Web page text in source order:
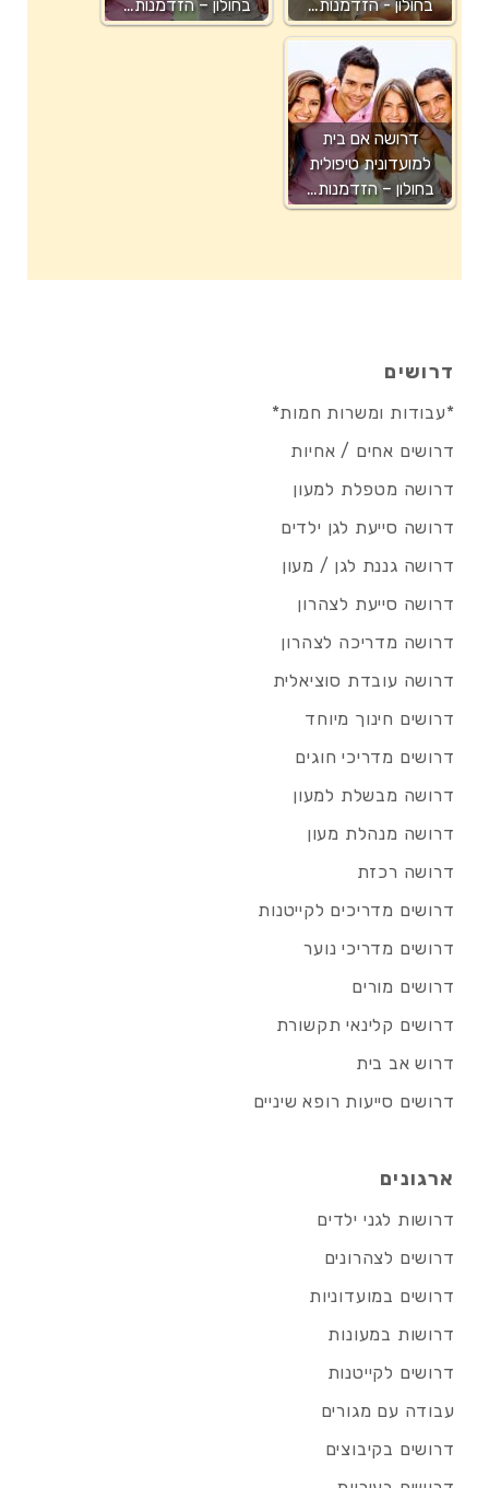
בחולון - הזדמנות… בחולון – הזדמנות…
דרושה אם בית
למועדונית טיפולית
בחולון – הזדמנות…
דרושים
*עבודות ומשרות חמות*
דרושים אחים / אחיות
דרושה מטפלת למעון
דרושה סייעת לגן ילדים
דרושה גננת לגן / מעון
דרושה סייעת לצהרון
דרושה מדריכה לצהרון
דרושה עובדת סוציאלית
דרושים חינוך מיוחד
דרושים מדריכי חוגים
דרושה מבשלת למעון
דרושה מנהלת מעון
דרושה רכזת
דרושים מדריכים לקייטנות
דרושים מדריכי נוער
דרושים מורים
דרושים קלינאי תקשורת
דרוש אב בית
דרושים סייעות רופא שיניים
ארגונים
דרושות לגני ילדים
דרושים לצהרונים
דרושים במועדוניות
דרושות במעונות
דרושים לקייטנות
עבודה עם מגורים
דרושים בקיבוצים